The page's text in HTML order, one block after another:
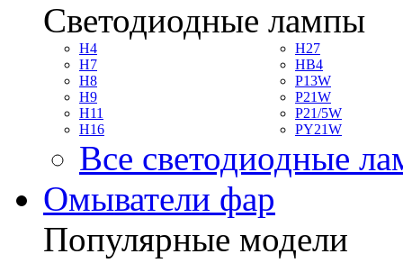
Светодиодные лампы
H4
H7
H8
H9
H11
H16
H27
HB4
P13W
P21W
P21/5W
PY21W
Все светодиодные
Омыватели фар
Популярные модели